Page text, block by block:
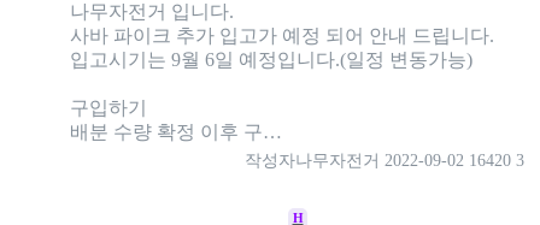
나무자전거 입니다.
사바 파이크 추가 입고가 예정 되어 안내 드립니다.
입고시기는 9월 6일 예정입니다.(일정 변동가능)
구입하기
배분 수량 확정 이후 구…
작성자나무자전거 2022-09-02 16420 3
H